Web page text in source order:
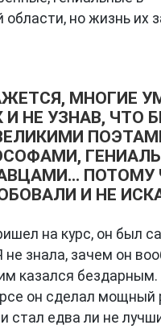
области, но жизнь их
МНОГИЕ
И НЕ УЗНАВ, ЧТО
ПОТОМУ
И НЕ
на курс, он был
знала, зачем он
казался бездарным.
он сделал мощный
и стал едва ли не